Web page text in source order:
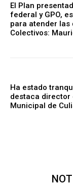
El Plan
federal y GPO,
para atender las
Colectivos:
Ha estado
destaca director
Municipal de